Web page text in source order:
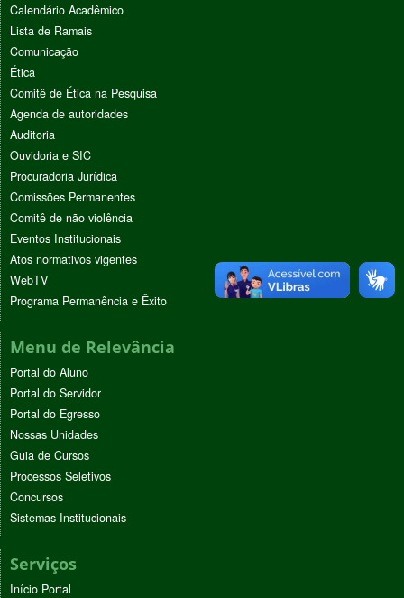
Calendário Acadêmico
Lista de Ramais
Comunicação
Ética
Comitê de Ética na Pesquisa
Agenda de autoridades
Auditoria
Ouvidoria e SIC
Procuradoria Jurídica
Comissões Permanentes
Comitê de não violência
Eventos Institucionais
Atos normativos vigentes
WebTV
Programa Permanência e Êxito
Menu de Relevância
Portal do Aluno
Portal do Servidor
Portal do Egresso
Nossas Unidades
Guia de Cursos
Processos Seletivos
Concursos
Sistemas Institucionais
Serviços
Início Portal